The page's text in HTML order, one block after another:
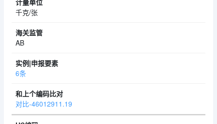
千克/张
AB
6条
对比-46012911.19